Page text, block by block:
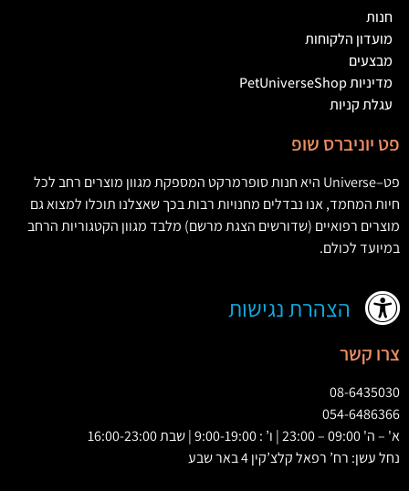
חנות
מועדון הלקוחות
מבצעים
מדיניות PetUniverseShop
עגלת קניות
פט יוניברס שופ
פט–
Universe היא חנות סופרמרקט המספקת מגוון מוצרים רחב לכל
חיות המחמד,אנו נבדלים מחנויות רבות בכך שאצלנו תוכלו למצוא גם
מוצרים רפואיים (שדורשים הצגת מרשם) מלבד מגוון הקטגוריות הרחב
במיועד לכולם.
הצהרת נגישות
צרו קשר
08-6435030
054-6486366
א' – ה' 09:00 – 23:00 | ו’ : 9:00-19:00 | שבת 16:00-23:00
נחל עשן: רח’ רפאל קלצ’קין 4 באר שבע